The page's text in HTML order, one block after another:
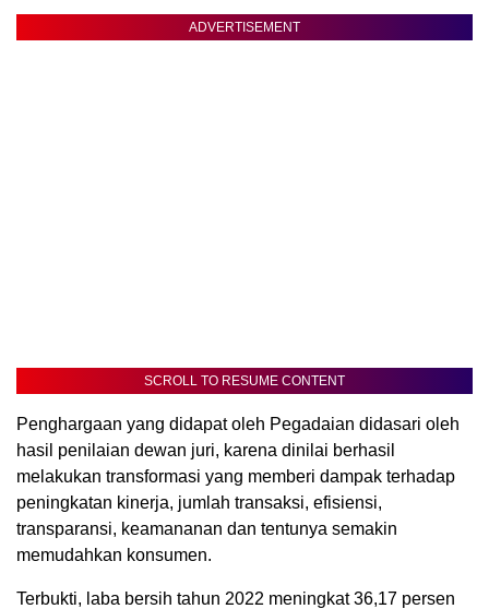
ADVERTISEMENT
SCROLL TO RESUME CONTENT
Penghargaan yang didapat oleh Pegadaian didasari oleh
hasil penilaian dewan juri, karena dinilai berhasil
melakukan transformasi yang memberi dampak terhadap
peningkatan kinerja, jumlah transaksi, efisiensi,
transparansi, keamananan dan tentunya semakin
memudahkan konsumen.
Terbukti, laba bersih tahun 2022 meningkat 36,17 persen